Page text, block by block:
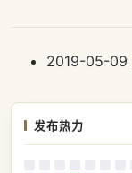
2019-05-09
发布热力